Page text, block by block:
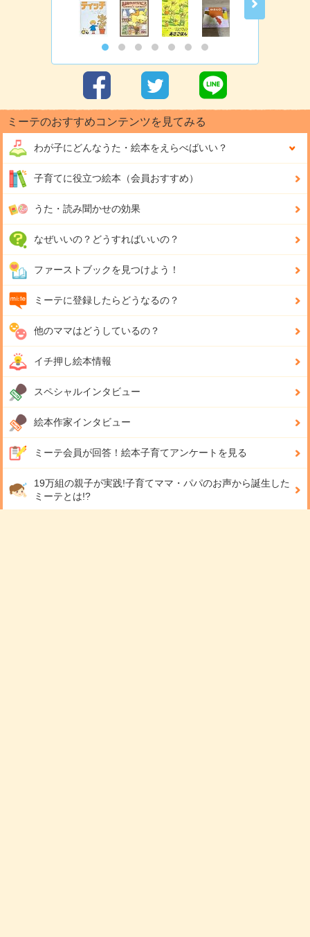
ミーテのおすすめコンテンツを見てみる
わが子にどんなうた・絵本をえらべばいい？
子育てに役立つ絵本（会員おすすめ）
うた・読み聞かせの効果
なぜいいの？どうすればいいの？
ファーストブックを見つけよう！
ミーテに登録したらどうなるの？
他のママはどうしているの？
イチ押し絵本情報
スペシャルインタビュー
絵本作家インタビュー
ミーテ会員が回答！ 絵本子育てアンケートを見る
19万組の親子が実践!子育てママ・パパのお声から誕生した
ミーテとは!?